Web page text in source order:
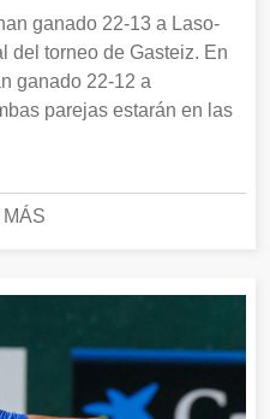
ganado 22-13 a Laso-
del torneo de Gasteiz. En
ganado 22-12 a
parejas estarán en las